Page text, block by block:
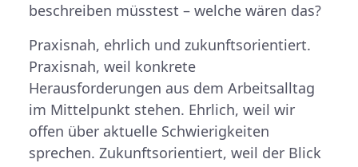
beschreiben müsstest – welche wären das?
Praxisnah, ehrlich und zukunftsorientiert.
Praxisnah, weil konkrete
Herausforderungen aus dem Arbeitsalltag
im Mittelpunkt stehen. Ehrlich, weil wir
offen über aktuelle Schwierigkeiten
sprechen. Zukunftsorientiert, weil der Blick